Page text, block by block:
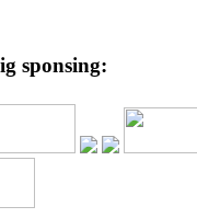
sponsing: